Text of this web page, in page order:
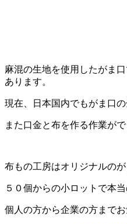
麻混の生地を使用したがま
あります。
現在、日本国内でもがま口
また口金と布を作る作業が
布もの工房はオリジナルの
５０個からの小ロットで本
個人の方から企業の方まで